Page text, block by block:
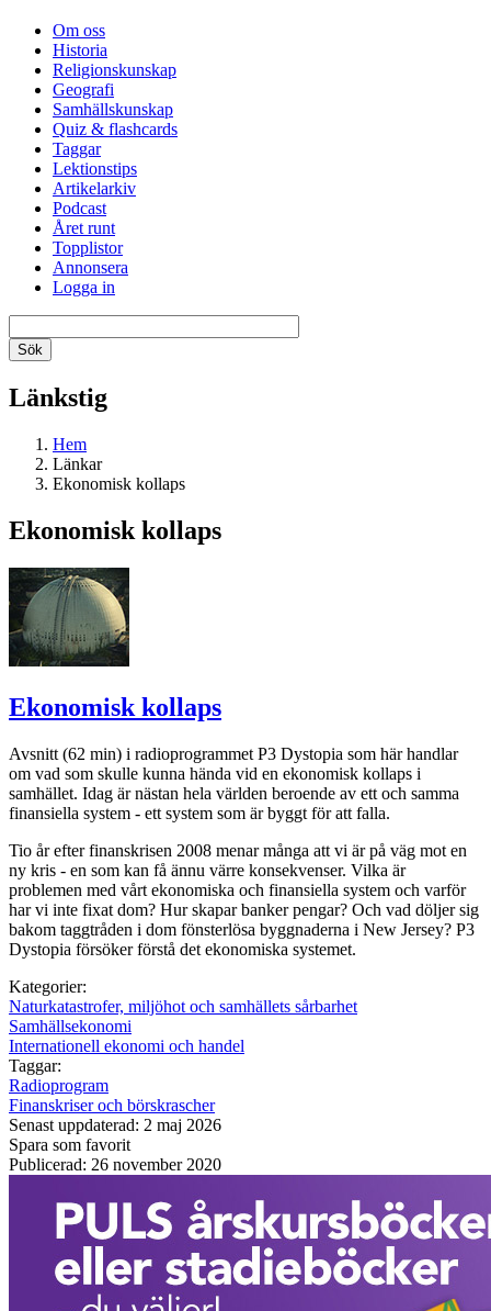
Om oss
Historia
Religionskunskap
Geografi
Samhällskunskap
Quiz & flashcards
Taggar
Lektionstips
Artikelarkiv
Podcast
Året runt
Topplistor
Annonsera
Logga in
Länkstig
Hem
Länkar
Ekonomisk kollaps
Ekonomisk kollaps
Ekonomisk kollaps
Avsnitt (62 min) i radioprogrammet P3 Dystopia som här handlar
om vad som skulle kunna hända vid en ekonomisk kollaps i
samhället. Idag är nästan hela världen beroende av ett och samma
finansiella system - ett system som är byggt för att falla.
Tio år efter finanskrisen 2008 menar många att vi är på väg mot en
ny kris - en som kan få ännu värre konsekvenser. Vilka är
problemen med vårt ekonomiska och finansiella system och varför
har vi inte fixat dom? Hur skapar banker pengar? Och vad döljer sig
bakom taggtråden i dom fönsterlösa byggnaderna i New Jersey? P3
Dystopia försöker förstå det ekonomiska systemet.
Kategorier:
Naturkatastrofer, miljöhot och samhällets sårbarhet
Samhällsekonomi
Internationell ekonomi och handel
Taggar:
Radioprogram
Finanskriser och börskrascher
Senast uppdaterad: 2 maj 2026
Spara som favorit
Publicerad: 26 november 2020